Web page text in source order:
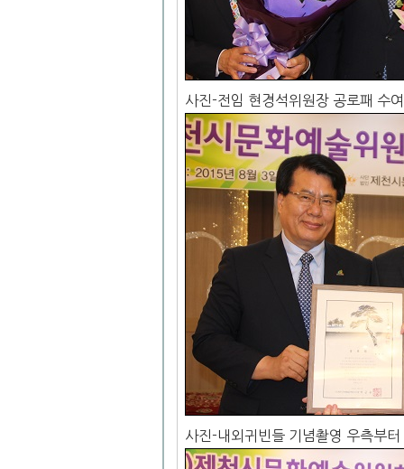
사진-전임 현경석위원장 공로패 수여
사진-내외귀빈들 기념촬영 우측부